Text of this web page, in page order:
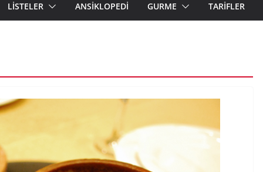
LİSTELER ANSİKLOPEDİ GURME TARİFLER